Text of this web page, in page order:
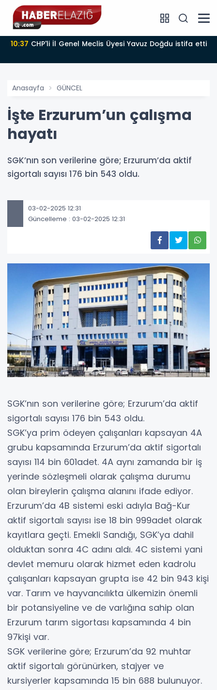
10:37 CHP'li İl Genel Meclis Üyesi Yavuz Doğdu istifa etti
Anasayfa GÜNCEL
İşte Erzurum’un çalışma
hayatı
SGK’nın son verilerine göre; Erzurum’da aktif
sigortalı sayısı 176 bin 543 oldu.
03-02-2025 12:31
Güncelleme : 03-02-2025 12:31
SGK’nın son verilerine göre; Erzurum’da aktif
sigortalı sayısı 176 bin 543 oldu.
SGK’ya prim ödeyen çalışanları kapsayan 4A
grubu kapsamında Erzurum’da aktif sigortalı
sayısı 114 bin 601adet. 4A aynı zamanda bir iş
yerinde sözleşmeli olarak çalışma durumu
olan bireylerin çalışma alanını ifade ediyor.
Erzurum’da 4B sistemi eski adıyla Bağ-Kur
aktif sigortalı sayısı ise 18 bin 999adet olarak
kayıtlara geçti. Emekli Sandığı, SGK’ya dahil
olduktan sonra 4C adını aldı. 4C sistemi yani
devlet memuru olarak hizmet eden kadrolu
çalışanları kapsayan grupta ise 42 bin 943 kişi
var. Tarım ve hayvancılıkta ülkemizin önemli
bir potansiyeline ve de varlığına sahip olan
Erzurum tarım sigortası kapsamında 4 bin
97kişi var.
SGK verilerine göre; Erzurum’da 92 muhtar
aktif sigortalı görünürken, stajyer ve
kursiyerler kapsamında 15 bin 688 bulunuyor.